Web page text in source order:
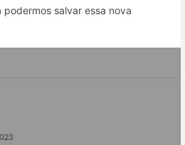
podermos salvar essa nova